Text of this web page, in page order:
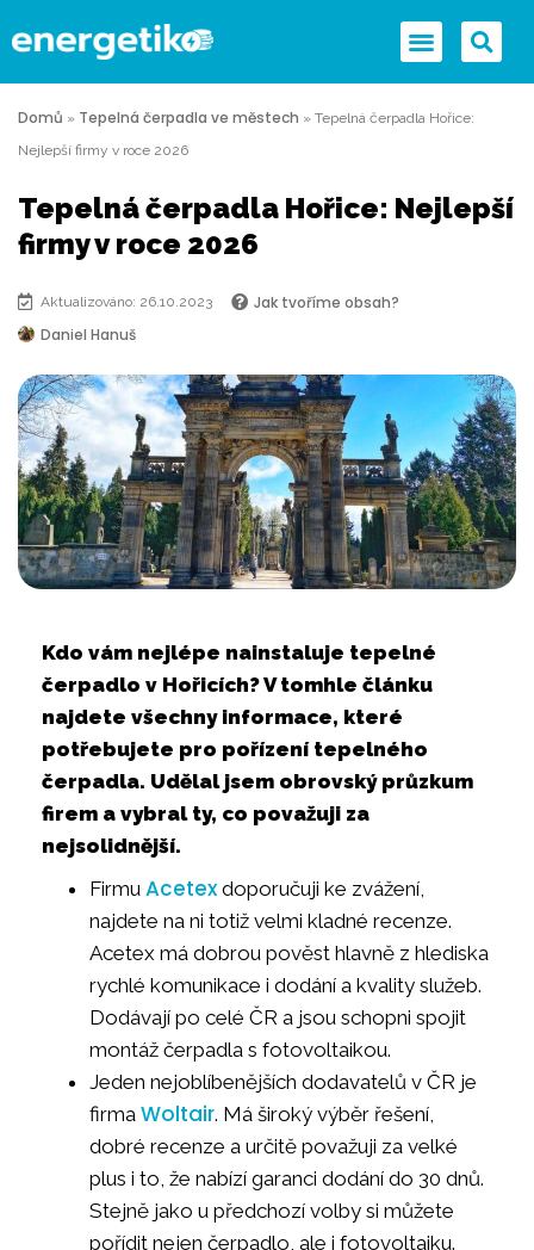
Domů » Tepelná čerpadla ve městech » Tepelná čerpadla Hořice:
Nejlepší firmy v roce 2026
Tepelná čerpadla Hořice: Nejlepší
firmy v roce 2026
Aktualizováno: 26.10.2023
Jak tvoříme obsah?
Daniel Hanuš
Kdo vám nejlépe nainstaluje tepelné
čerpadlo v Hořicích? V tomhle článku
najdete všechny informace, které
potřebujete pro pořízení tepelného
čerpadla. Udělal jsem obrovský průzkum
firem a vybral ty, co považuji za
nejsolidnější.
Firmu Acetex doporučuji ke zvážení,
najdete na ni totiž velmi kladné recenze.
Acetex má dobrou pověst hlavně z hlediska
rychlé komunikace i dodání a kvality služeb.
Dodávají po celé ČR a jsou schopni spojit
montáž čerpadla s fotovoltaikou.
Jeden nejoblíbenějších dodavatelů v ČR je
firma Woltair. Má široký výběr řešení,
dobré recenze a určitě považuji za velké
plus i to, že nabízí garanci dodání do 30 dnů.
Stejně jako u předchozí volby si můžete
pořídit nejen čerpadlo, ale i fotovoltaiku.